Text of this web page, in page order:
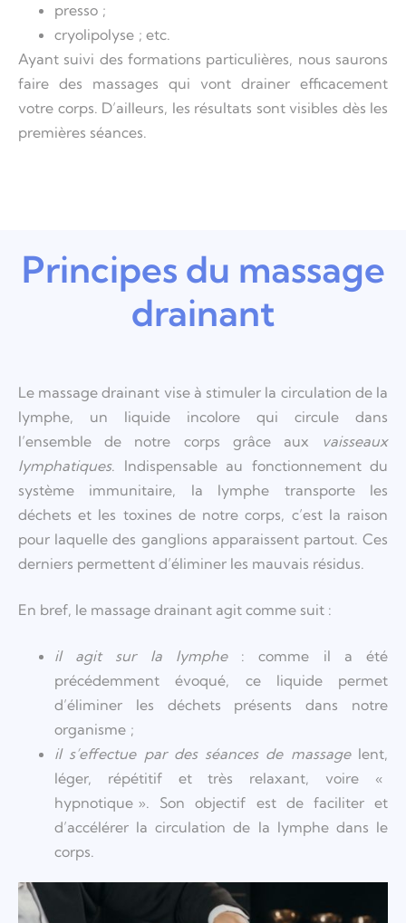
presso ;
cryolipolyse ; etc.
Ayant suivi des formations particulières, nous saurons
faire des massages qui vont drainer efficacement
votre corps. D’ailleurs, les résultats sont visibles dès les
premières séances.
Principes du massage
drainant
Le massage drainant vise à stimuler la circulation de la
lymphe, un liquide incolore qui circule dans
l’ensemble de notre corps grâce aux vaisseaux
lymphatiques. Indispensable au fonctionnement du
système immunitaire, la lymphe transporte les
déchets et les toxines de notre corps, c’est la raison
pour laquelle des ganglions apparaissent partout. Ces
derniers permettent d’éliminer les mauvais résidus.
En bref, le massage drainant agit comme suit :
il agit sur la lymphe: comme il a été
précédemment évoqué, ce liquide permet
d’éliminer les déchets présents dans notre
organisme ;
il s’effectue par des séances de massagelent,
léger, répétitif et très relaxant, voire «
hypnotique ». Son objectif est de faciliter et
d’accélérer la circulation de la lymphe dans le
corps.